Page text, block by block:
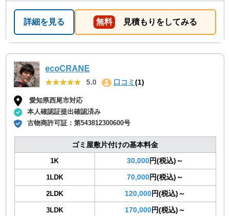
詳細を見る 無料 見積もりをしてみる
ecoCRANE
★★★★★
★★★★★ 5.0 口コミ (1)
愛知県西尾市対応
本人確認証提出確認済み
古物商許可証：第543812300600号
ゴミ屋敷片付けの基本料金
1K 30,000円(税込)～
1LDK 70,000円(税込)～
2LDK 120,000円(税込)～
3LDK 170,000円(税込)～